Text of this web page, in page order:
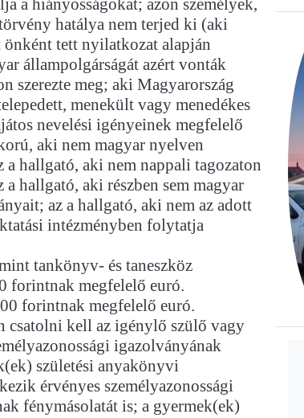
hatálya nem terjed ki (aki
tett nyilatkozat alapján
állampolgárságát azért vonták
szerezte meg; aki Magyarország
menekült vagy menedékes
nevelési igényeinek megfelelő
aki nem magyar nyelven
hallgató, aki nem nappali tagozaton
hallgató, aki részben sem magyar
az a hallgató, aki nem az adott
intézményben folytatja
tankönyv- és taneszköz
forintnak megfelelő euró.
forintnak megfelelő euró.
csatolni kell az igénylő szülő vagy
igazolványának
születési anyakönyvi
érvényes személyazonossági
fénymásolatát is; a gyermek(ek)